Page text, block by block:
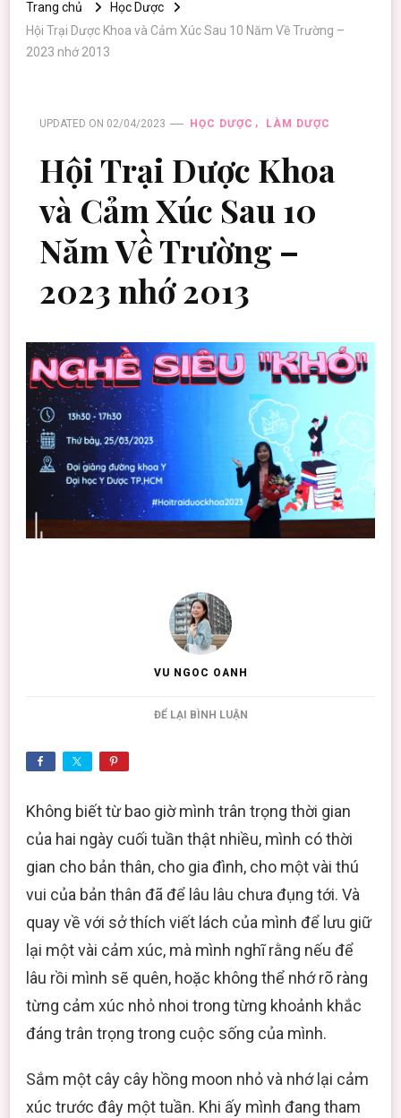
Trang chủ
Học Dược
Hội Trại Dược Khoa và Cảm Xúc Sau 10 Năm Về Trường –
2023 nhớ 2013
UPDATED ON 02/04/2023 HỌC DƯỢC LÀM DƯỢC
Hội Trại Dược Khoa
và Cảm Xúc Sau 10
Năm Về Trường –
2023 nhớ 2013
VU NGOC OANH
ĐỂ LẠI BÌNH LUẬNTẠI
VÀ
XÚC
SAU
NĂM
VỀ
TRƯỜNG
–
2023
2013
Không biết từ bao giờ mình trân trọng thời gian
của hai ngày cuối tuần thật nhiều, mình có thời
gian cho bản thân, cho gia đình, cho một vài thú
vui của bản thân đã để lâu lâu chưa đụng tới. Và
quay về với sở thích viết lách của mình để lưu giữ
lại một vài cảm xúc, mà mình nghĩ rằng nếu để
lâu rồi mình sẽ quên, hoặc không thể nhớ rõ ràng
từng cảm xúc nhỏ nhoi trong từng khoảnh khắc
đáng trân trọng trong cuộc sống của mình.
Sắm một cây cây hồng moon nhỏ và nhớ lại cảm
xúc trước đây một tuần. Khi ấy mình đang tham